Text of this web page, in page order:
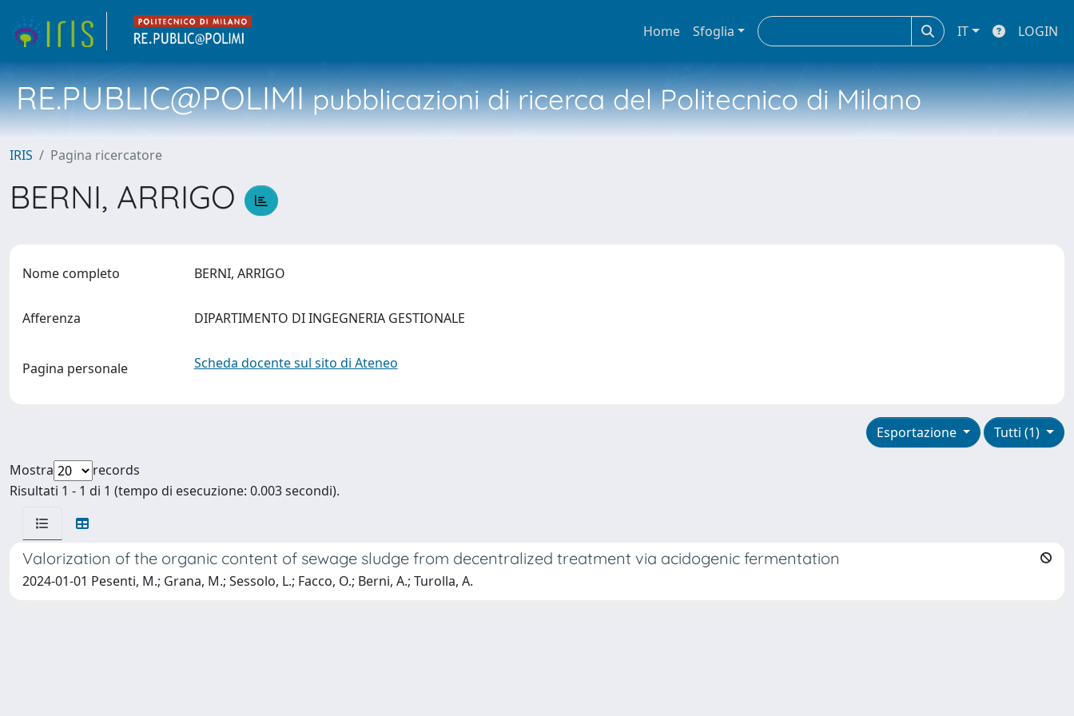
Home Sfoglia IT LOGIN
RE.PUBLIC@POLIMIpubblicazioni di ricerca del Politecnico di Milano
IRIS Pagina ricercatore
BERNI, ARRIGO
Nome completo BERNI, ARRIGO
Afferenza DIPARTIMENTO DI INGEGNERIA GESTIONALE
Pagina personale Scheda docente sul sito di Ateneo
Tutti (1)
Esportazione
Mostra
records
Risultati 1 - 1 di 1 (tempo di esecuzione: 0.003 secondi).
Valorization of the organic content of sewage sludge from decentralized treatment via acidogenic fermentation
2024-01-01 Pesenti, M.; Grana, M.; Sessolo, L.; Facco, O.; Berni, A.; Turolla, A.